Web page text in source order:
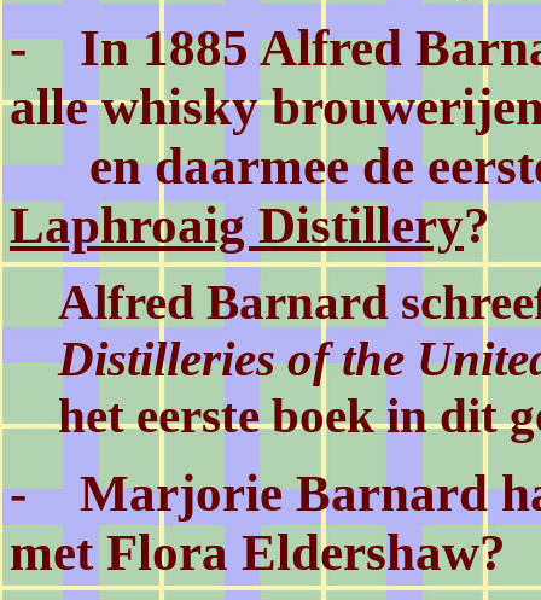
- In 1885 Alfred
alle whisky
en daarmee de
Laphroaig Distillery?
Alfred Barnard
Distilleries of the
het eerste boek in dit
- Marjorie Barnard
met Flora Eldershaw?